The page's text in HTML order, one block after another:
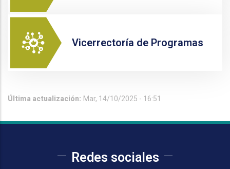
Vicerrectoría de Programas
Última actualización: Mar, 14/10/2025 - 16:51
Redes sociales